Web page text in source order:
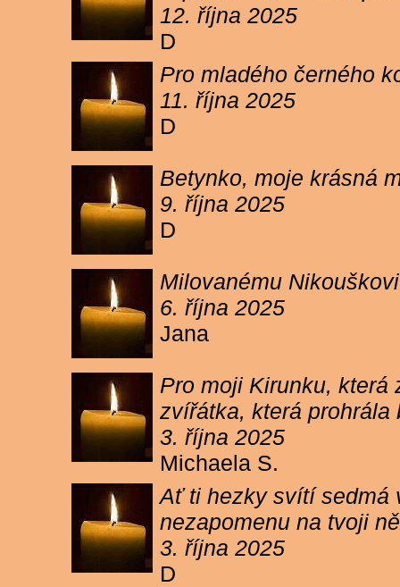
12. října 2025
D
Pro mladého černého
11. října 2025
D
Betynko, moje krásná
9. října 2025
D
Milovanému
6. října 2025
Jana
Pro moji Kirunku, která
zvířátka, která prohrála
3. října 2025
Michaela S.
Ať ti hezky svítí sedmá
nezapomenu na tvoji
3. října 2025
D